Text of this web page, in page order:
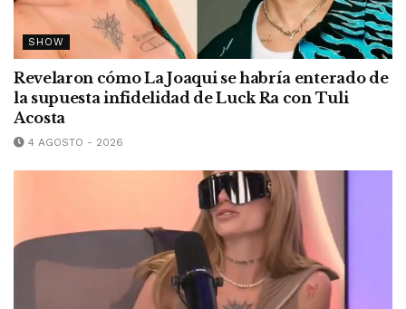
SHOW
Revelaron cómo La Joaqui se habría enterado de
la supuesta infidelidad de Luck Ra con Tuli
Acosta
4 AGOSTO - 2026